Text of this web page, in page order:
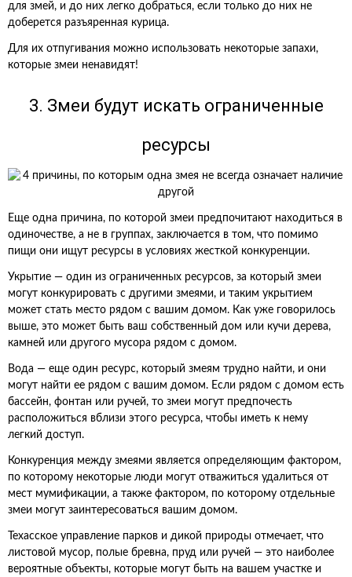
для змей, и до них легко добраться, если только до них не
доберется разъяренная курица.
Для их отпугивания можно использовать некоторые запахи,
которые змеи ненавидят!
3. Змеи будут искать ограниченные
ресурсы
Еще одна причина, по которой змеи предпочитают находиться в
одиночестве, а не в группах, заключается в том, что помимо
пищи они ищут ресурсы в условиях жесткой конкуренции.
Укрытие — один из ограниченных ресурсов, за который змеи
могут конкурировать с другими змеями, и таким укрытием
может стать место рядом с вашим домом. Как уже говорилось
выше, это может быть ваш собственный дом или кучи дерева,
камней или другого мусора рядом с домом.
Вода — еще один ресурс, который змеям трудно найти, и они
могут найти ее рядом с вашим домом. Если рядом с домом есть
бассейн, фонтан или ручей, то змеи могут предпочесть
расположиться вблизи этого ресурса, чтобы иметь к нему
легкий доступ.
Конкуренция между змеями является определяющим фактором,
по которому некоторые люди могут отважиться удалиться от
мест мумификации, а также фактором, по которому отдельные
змеи могут заинтересоваться вашим домом.
Техасское управление парков и дикой природы отмечает, что
листовой мусор, полые бревна, пруд или ручей — это наиболее
вероятные объекты, которые могут быть на вашем участке и